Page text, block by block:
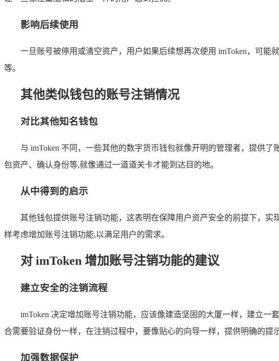
影响后续使用
一旦账号被停用或清空资产，用户如果后续想再次使用 imToken，可
等。
其他类似钱包的账号注销情况
对比其他知名钱包
与 imToken 不同，一些其他的数字货币钱包就像开明的管理者，提供
包资产、确认身份等,就像通过一道道关卡才能到达目的地。
从中得到的启示
其他钱包提供账号注销功能，这表明在保障用户资产安全的前提下，
样考虑增加账号注销功能,以满足用户的需求。
对 imToken 增加账号注销功能的建议
建立安全的注销流程
imToken 决定增加账号注销功能，应该像建造坚固的大厦一样，建立
合需要验证身份一样，在注销过程中，要像贴心的向导一样，提供明确的提
加强数据保护